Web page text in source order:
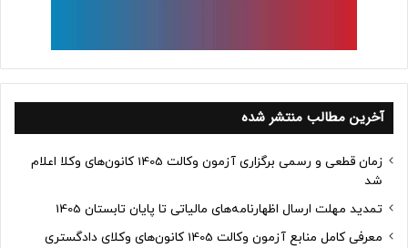
آخرین مطالب منتشر شده
زمان قطعی و رسمی برگزاری آزمون وکالت 1405 کانون‌های وکلا اعلام
شد
تمدید مهلت ارسال اظهارنامه‌های مالیاتی تا پایان تابستان 1405
معرفی کامل منابع آزمون وکالت 1405 کانون‌های وکلای دادگستری